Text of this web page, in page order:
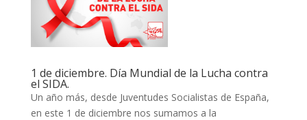
1 de diciembre. Día Mundial de la Lucha contra
el SIDA.
Un año más, desde Juventudes Socialistas de España,
en este 1 de diciembre nos sumamos a la